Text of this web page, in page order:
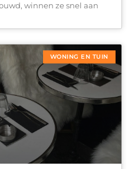
winnen ze snel aan
WONING EN TUIN